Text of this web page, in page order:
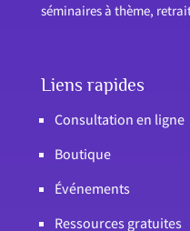
séminaires à thème,
Liens rapides
Consultation en ligne
Boutique
Événements
Ressources gratuites